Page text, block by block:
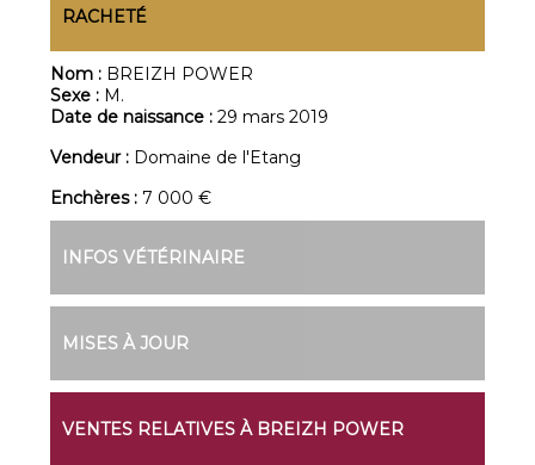
RACHETÉ
Nom : BREIZH POWER
Sexe : M.
Date de naissance :29 mars 2019
Vendeur : Domaine de l'Etang
Enchères :7 000 €
INFOS VÉTÉRINAIRE
MISES À JOUR
VENTES RELATIVES À BREIZH POWER